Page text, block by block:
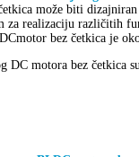
može biti dizajniran
za realizaciju različitih
DCmotor bez četkica je
DC motora bez četkica